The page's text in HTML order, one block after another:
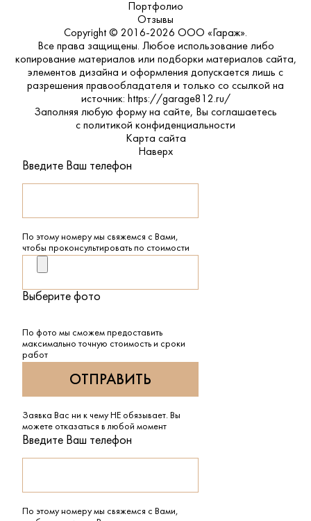
Портфолио
Отзывы
Copyright © 2016-2026 ООО «Гараж».
Все права защищены. Любое использование либо
копирование материалов или подборки материалов сайта,
элементов дизайна и оформления допускается лишь с
разрешения правообладателя и только со ссылкой на
источник: https://garage812.ru/
Заполняя любую форму на сайте, Вы соглашаетесь
с политикой конфиденциальности
Карта сайта
Наверх
Введите Ваш телефон
По этому номеру мы свяжемся с Вами,
чтобы проконсультировать по стоимости
Выберите фото
По фото мы сможем предоставить
максимально точную стоимость и сроки
работ
Заявка Вас ни к чему НЕ обязывает. Вы
можете отказаться в любой момент
Введите Ваш телефон
По этому номеру мы свяжемся с Вами,